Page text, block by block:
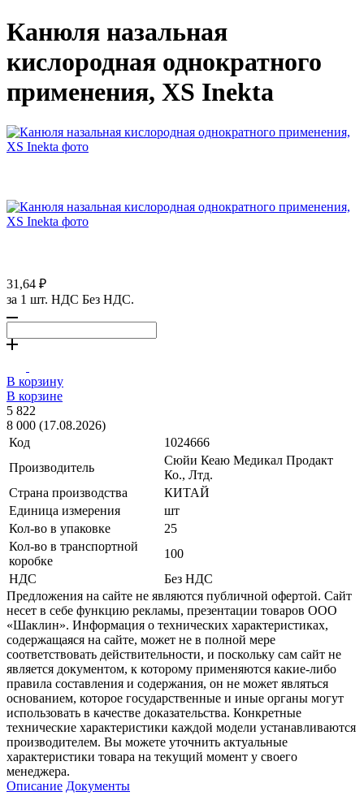
Канюля назальная
кислородная однократного
применения, XS Inekta
31,64 ₽
за 1 шт. НДС Без НДС.
В корзину
В корзине
5 822
8 000 (17.08.2026)
Код
1024666
Производитель
Сюйи Кеаю Медикал Продакт
Ко., Лтд.
Страна производства
КИТАЙ
Единица измерения
шт
Кол-во в упаковке
25
Кол-во в транспортной
коробке
100
НДС
Без НДС
Предложения на сайте не являются публичной офертой. Сайт
несет в себе функцию рекламы, презентации товаров ООО
«Шаклин». Информация о технических характеристиках,
содержащаяся на сайте, может не в полной мере
соответствовать действительности, и поскольку сам сайт не
является документом, к которому применяются какие-либо
правила составления и содержания, он не может являться
основанием, которое государственные и иные органы могут
использовать в качестве доказательства. Конкретные
технические характеристики каждой модели устанавливаются
производителем. Вы можете уточнить актуальные
характеристики товара на текущий момент у своего
менеджера.
Описание Документы